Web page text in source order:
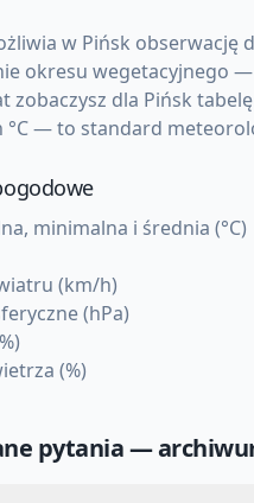
w Pińsk
okresu wegetacyjnego
zobaczysz dla Pińsk
°C — to standard
minimalna i średnia (°C)
(km/h)
(hPa)
(%)
pytania —